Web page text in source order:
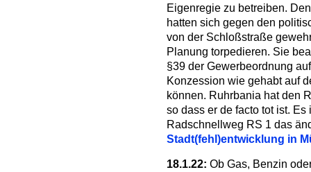
Eigenregie zu betreiben.
hatten sich gegen den
von der Schloßstraße
Planung torpedieren. Sie
§39 der Gewerbeordnung
Konzession wie gehabt auf
können. Ruhrbania hat den
so dass er de facto tot ist.
Radschnellweg RS 1 das
Stadt(fehl)entwicklung in
18.1.22: Ob Gas, Benzin